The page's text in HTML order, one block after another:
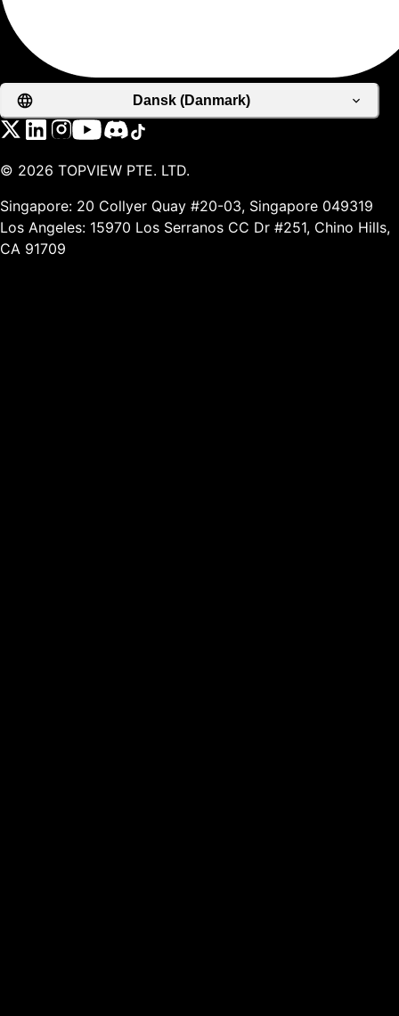
Dansk (Danmark)
© 2026 TOPVIEW PTE. LTD.
Singapore: 20 Collyer Quay #20-03, Singapore 049319
Los Angeles: 15970 Los Serranos CC Dr #251, Chino Hills,
CA 91709